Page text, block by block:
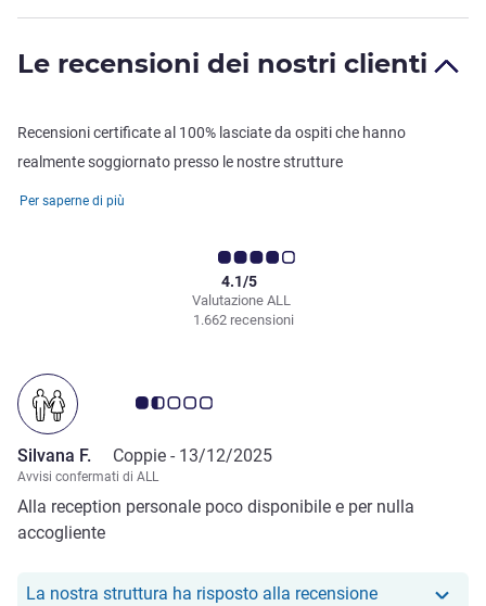
Le recensioni dei nostri clienti
Recensioni certificate al 100% lasciate da ospiti che hanno
realmente soggiornato presso le nostre strutture
Per saperne di più
Valutazione ALL
4.1/5
1.662 recensioni
Giudizio clienti 1.5/5
Silvana F. Coppie - 13/12/2025
Avvisi confermati di ALL
Alla reception personale poco disponibile e per nulla
accogliente
La nostra struttura ha risposto alla recensioneIl nostro hotel